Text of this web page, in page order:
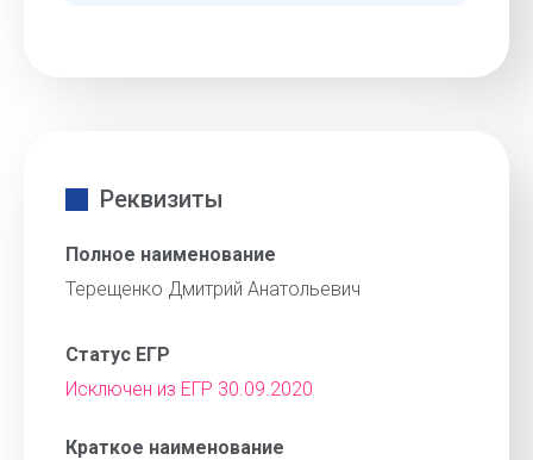
Реквизиты
Полное наименование
Терещенко Дмитрий Анатольевич
Статус ЕГР
Исключен из ЕГР 30.09.2020
Краткое наименование